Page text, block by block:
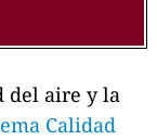
del aire y la
Calidad